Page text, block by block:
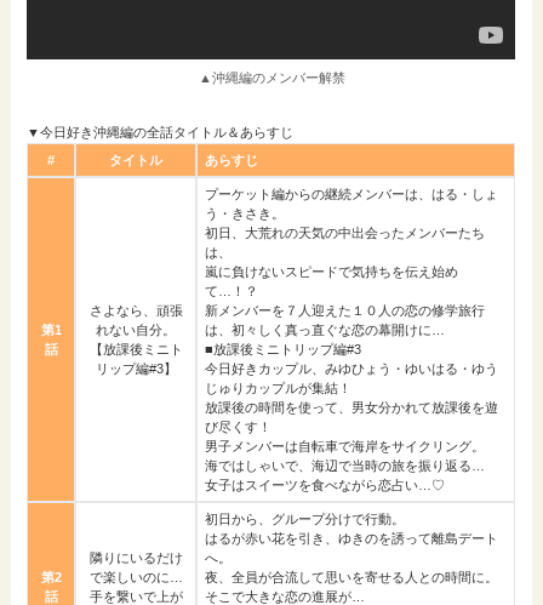
▲沖縄編のメンバー解禁
▼今日好き沖縄編の全話タイトル＆あらすじ
#
タイトル あらすじ
第1
話
さよなら、頑張
れない自分。
【放課後ミニト
リップ編#3】
プーケット編からの継続メンバーは、はる・しょ
う・きさき。
初日、大荒れの天気の中出会ったメンバーたち
は、
嵐に負けないスピードで気持ちを伝え始め
て…！？
新メンバーを７人迎えた１０人の恋の修学旅行
は、初々しく真っ直ぐな恋の幕開けに…
■放課後ミニトリップ編#3
今日好きカップル、みゆひょう・ゆいはる・ゆう
じゅりカップルが集結！
放課後の時間を使って、男女分かれて放課後を遊
び尽くす！
男子メンバーは自転車で海岸をサイクリング。
海ではしゃいで、海辺で当時の旅を振り返る…
女子はスイーツを食べながら恋占い…♡
第2
話
隣りにいるだけ
で楽しいのに…
手を繋いで上が
初日から、グループ分けで行動。
はるが赤い花を引き、ゆきのを誘って離島デート
へ。
夜、全員が合流して思いを寄せる人との時間に。
そこで大きな恋の進展が…